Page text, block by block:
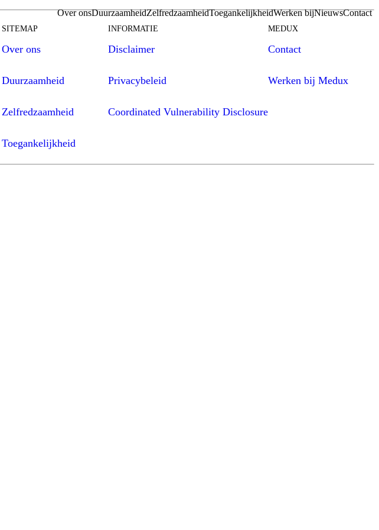
Over onsDuurzaamheidZelfredzaamheidToegankelijkheidWerken bijNieuwsContact
SITEMAP
Over ons
Duurzaamheid
Zelfredzaamheid
Toegankelijkheid
INFORMATIE
Disclaimer
Privacybeleid
Coordinated Vulnerability Disclosure
MEDUX
Contact
Werken bij Medux